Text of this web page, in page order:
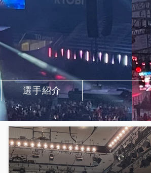
選手紹介